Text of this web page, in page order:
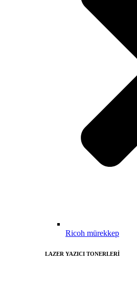
Ricoh mürekkep
LAZER YAZICI TONERLERİ